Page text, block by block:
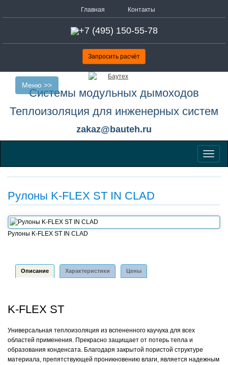
Главная Контакты
+7 (495) 150-55-78
Запросить расчёт
Системы модульных дымоходов
Теплоизоляция для инженерных систем
zakaz@bauteh.ru
Меню
Меню >>
Рулоны K-FLEX ST IN CLAD
Рулоны K-FLEX ST IN CLAD
Описание Характеристики Цены
K-FLEX ST
Универсальная теплоизоляция из вспененного каучука для всех
областей применения. Прекрасно защищает от потерь тепла и
образования конденсата. Благодаря закрытой пористой структуре
материала, препятствующей проникновению влаги, является надежным